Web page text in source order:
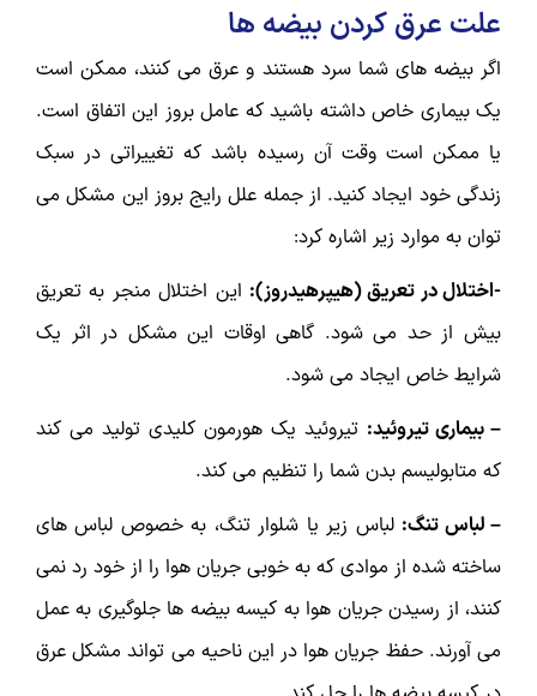
علت عرق کردن بیضه ها
اگر بیضه های شما سرد هستند و عرق می کنند، ممکن است
یک بیماری خاص داشته باشید که عامل بروز این اتفاق است.
یا ممکن است وقت آن رسیده باشد که تغییراتی در سبک
زندگی خود ایجاد کنید. از جمله علل رایج بروز این مشکل می
توان به موارد زیر اشاره کرد:
-اختلال در تعریق (هیپرهیدروز): این اختلال منجر به تعریق
بیش از حد می شود. گاهی اوقات این مشکل در اثر یک
شرایط خاص ایجاد می شود.
– بیماری تیروئید: تیروئید یک هورمون کلیدی تولید می کند
که متابولیسم بدن شما را تنظیم می کند.
– لباس تنگ: لباس زیر یا شلوار تنگ، به خصوص لباس های
ساخته شده از موادی که به خوبی جریان هوا را از خود رد نمی
کنند، از رسیدن جریان هوا به کیسه بیضه ها جلوگیری به عمل
می آورند. حفظ جریان هوا در این ناحیه می تواند مشکل عرق